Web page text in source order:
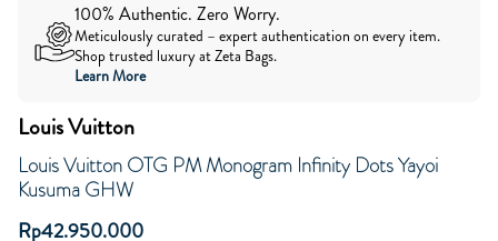
100% Authentic. Zero Worry.
Meticulously curated – expert authentication on every item.
Shop trusted luxury at Zeta Bags.
Learn More
Louis Vuitton
Louis Vuitton OTG PM Monogram Infinity Dots Yayoi
Kusuma GHW
Rp42.950.000